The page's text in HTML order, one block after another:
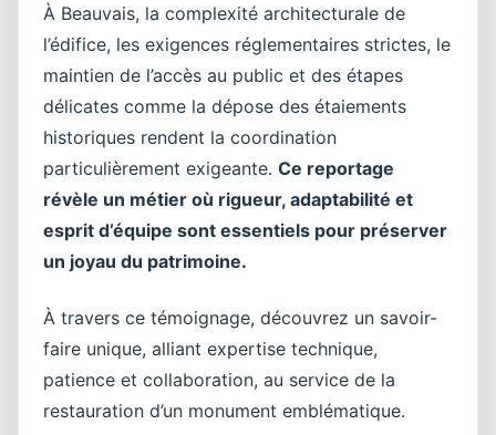
À Beauvais, la complexité architecturale de
l’édifice, les exigences réglementaires strictes, le
maintien de l’accès au public et des étapes
délicates comme la dépose des étaiements
historiques rendent la coordination
particulièrement exigeante. Ce reportage
révèle un métier où rigueur, adaptabilité et
esprit d’équipe sont essentiels pour préserver
un joyau du patrimoine.
À travers ce témoignage, découvrez un savoir-
faire unique, alliant expertise technique,
patience et collaboration, au service de la
restauration d’un monument emblématique.